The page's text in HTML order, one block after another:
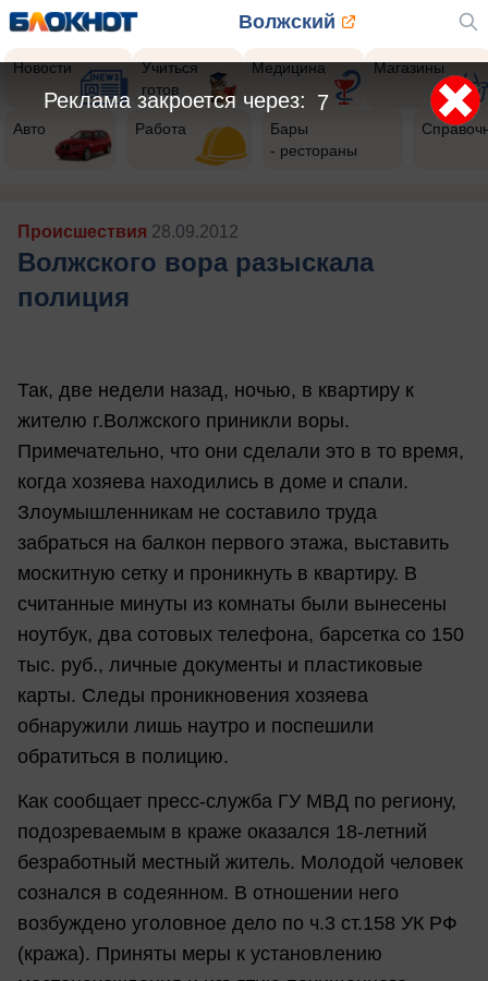
Волжский
Новости
Учиться
готов
Медицина Магазины
Авто Работа
Бары
- рестораны
Происшествия 28.09.2012
Волжского вора разыскала
полиция
Так, две недели назад, ночью, в квартиру к
жителю г.Волжского приникли воры.
Примечательно, что они сделали это в то время,
когда хозяева находились в доме и спали.
Злоумышленникам не составило труда
забраться на балкон первого этажа, выставить
москитную сетку и проникнуть в квартиру. В
считанные минуты из комнаты были вынесены
ноутбук, два сотовых телефона, барсетка со 150
тыс. руб., личные документы и пластиковые
карты. Следы проникновения хозяева
обнаружили лишь наутро и поспешили
обратиться в полицию.
Как сообщает пресс-служба ГУ МВД по региону,
подозреваемым в краже оказался 18-летний
безработный местный житель. Молодой человек
сознался в содеянном. В отношении него
возбуждено уголовное дело по ч.3 ст.158 УК РФ
(кража). Приняты меры к установлению
5
Реклама закроется через: